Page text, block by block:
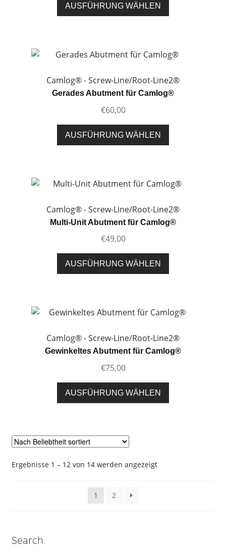
AUSFÜHRUNG WÄHLEN
Produkt
Varianten
Die
Optionen
der
Camlog® - Screw-Line/Root-Line2®
Gerades Abutment für Camlog®
€60,00
AUSFÜHRUNG WÄHLEN
Produkt
Varianten
Die
Optionen
der
Camlog® - Screw-Line/Root-Line2®
Multi-Unit Abutment für Camlog®
€49,00
AUSFÜHRUNG WÄHLEN
Produkt
Varianten
Die
Optionen
der
Camlog® - Screw-Line/Root-Line2®
Gewinkeltes Abutment für Camlog®
€75,00
AUSFÜHRUNG WÄHLEN
Produkt
Ergebnisse 1 – 12 von 14 werden angezeigtNach
1
2
Search